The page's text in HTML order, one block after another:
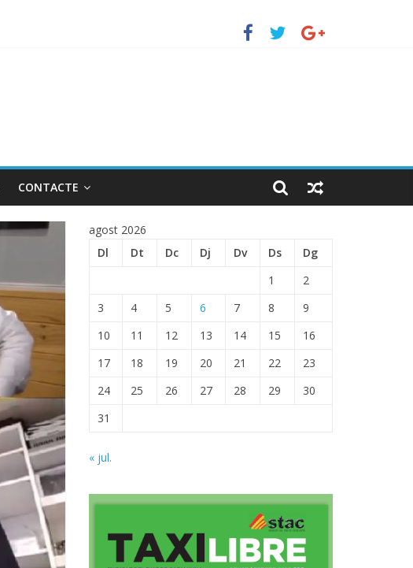
CONTACTE
agost 2026
Dl
Dt Dc Dj Dv Ds
Dg
1
2
3
4 5 6 7 8
9
10
11 12 13 14 15
16
17
18 19 20 21 22
23
24
25 26 27 28 29
30
31
« jul.